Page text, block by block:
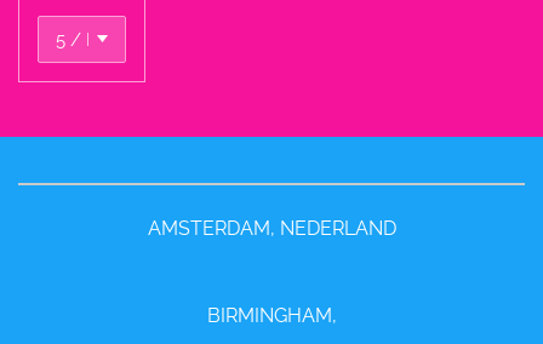
AMSTERDAM, NEDERLAND
BIRMINGHAM,